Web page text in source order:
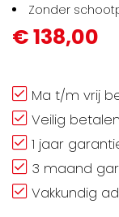
Zonder
€ 138,00
Ma t/m vrij
Veilig betalen
1 jaar
3 maand
Vakkundig